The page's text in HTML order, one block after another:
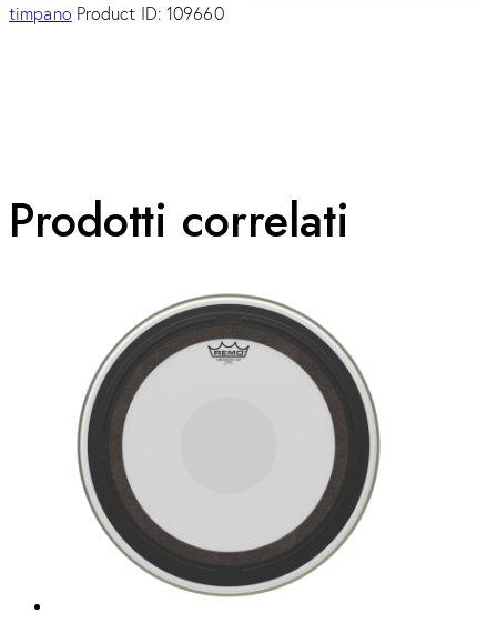
timpano Product ID:109660
Prodotti correlati